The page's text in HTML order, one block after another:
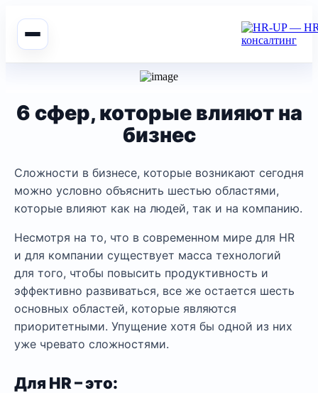
6 сфер, которые влияют на
бизнес
Сложности в бизнесе, которые возникают сегодня
можно условно объяснить шестью областями,
которые влияют как на людей, так и на компанию.
Несмотря на то, что в современном мире для HR
и для компании существует масса технологий
для того, чтобы повысить продуктивность и
эффективно развиваться, все же остается шесть
основных областей, которые являются
приоритетными. Упущение хотя бы одной из них
уже чревато сложностями.
Для HR – это: